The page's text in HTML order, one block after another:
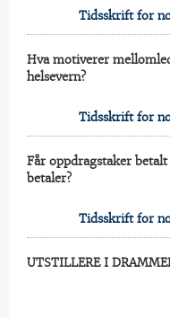
Tidsskrift for
Hva motiverer
helsevern?
Tidsskrift for
Får oppdragstaker
betaler?
Tidsskrift for
UTSTILLERE I